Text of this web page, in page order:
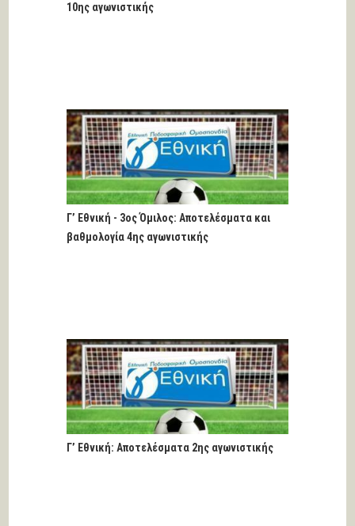
10ης αγωνιστικής
Γ’ Εθνική - 3ος Όμιλος: Αποτελέσματα και
βαθμολογία 4ης αγωνιστικής
Γ’ Εθνική: Αποτελέσματα 2ης αγωνιστικής